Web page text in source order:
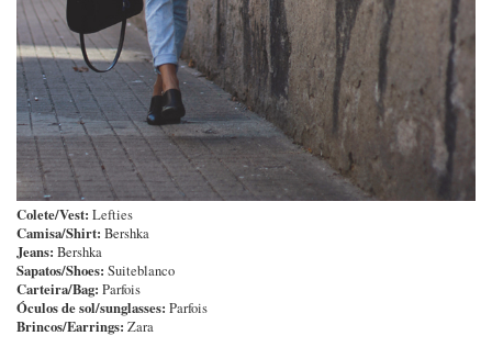
Colete/Vest: Lefties
Camisa/Shirt: Bershka
Jeans: Bershka
Sapatos/Shoes: Suiteblanco
Carteira/Bag: Parfois
Óculos de sol/sunglasses: Parfois
Brincos/Earrings: Zara